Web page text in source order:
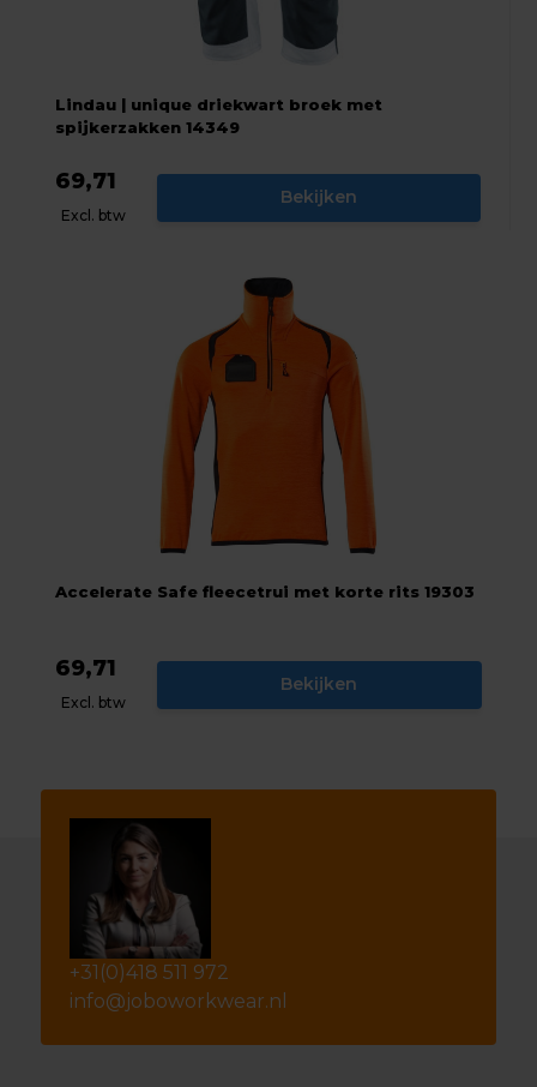
Lindau | unique driekwart broek met
spijkerzakken 14349
69,71
Excl. btw
Bekijken
Accelerate Safe fleecetrui met korte rits 19303
69,71
Excl. btw
Bekijken
+31(0)418 511 972
info@joboworkwear.nl